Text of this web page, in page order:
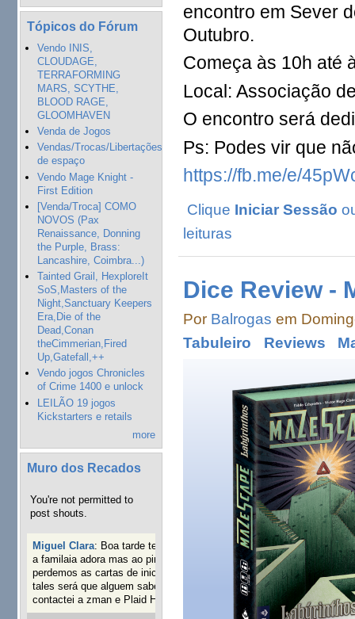
Tópicos do Fórum
Vendo INIS,
CLOUDAGE,
TERRAFORMING
MARS, SCYTHE,
BLOOD RAGE,
GLOOMHAVEN
Venda de Jogos
Vendas/Trocas/Libertações
de espaço
Vendo Mage Knight -
First Edition
[Venda/Troca] COMO
NOVOS (Pax
Renaissance, Donning
the Purple, Brass:
Lancashire, Coimbra...)
Tainted Grail, HexploreIt
SoS,Masters of the
Night,Sanctuary Keepers
Era,Die of the
Dead,Conan
theCimmerian,Fired
Up,Gatefall,++
Vendo jogos Chronicles
of Crime 1400 e unlock
LEILÃO 19 jogos
Kickstarters e retails
more
Muro dos Recados
You're not permitted to
post shouts.
Miguel Clara: Boa tarde tenho jogo Mice and mistics que
a familaia adora mas ao pintarmos as miniaturas
perdemos as cartas de iniciaticva da expanção downood
tales será que alguem sabe onde adquirir as cartas já
contactei a zman e Plaid Hat e nada
19 semanas 3 dias atrás
encontro em Sever
Outubro.
Começa às 10h até
Local: Associação
O encontro será
Ps: Podes vir que
https://fb.me/e/
Clique Iniciar Sessão
leituras
Dice Review -
Por Balrogas em
Tabuleiro
Reviews